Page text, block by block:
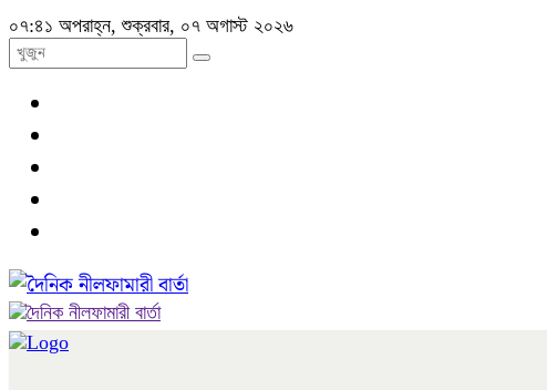
০৭:৪১ অপরাহ্ন, শুক্রবার, ০৭ অগাস্ট ২০২৬